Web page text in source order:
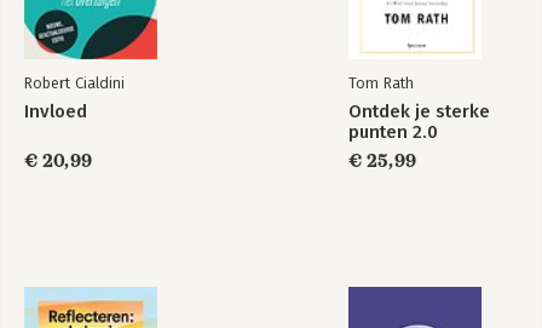
Robert Cialdini
Invloed
€ 20,99
Tom Rath
Ontdek je sterke
punten 2.0
€ 25,99